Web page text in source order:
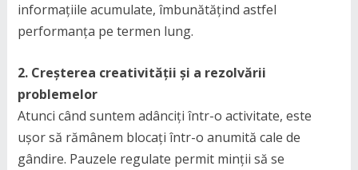
informațiile acumulate, îmbunătățind astfel
performanța pe termen lung.
2. Creșterea creativității și a rezolvării
problemelor
Atunci când suntem adânciți într-o activitate, este
ușor să rămânem blocați într-o anumită cale de
gândire. Pauzele regulate permit minții să se